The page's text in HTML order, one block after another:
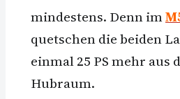
mindestens. Denn im
quetschen die beiden
einmal 25 PS mehr aus
Hubraum.